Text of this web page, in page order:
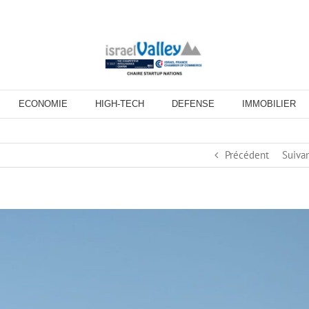
ECONOMIE HIGH-TECH DEFENSE IMMOBILIER
Précédent